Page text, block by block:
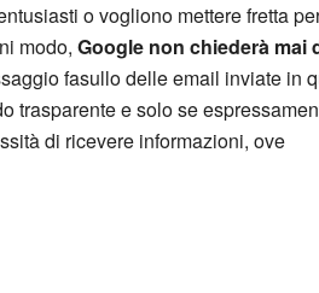
o vogliono mettere fretta
modo, Google non chiederà mai
fasullo delle email inviate in
trasparente e solo se
di ricevere informazioni, ove